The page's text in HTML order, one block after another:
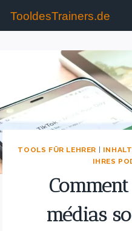
TooldesTrainers.de
TOOLS FÜR LEHRER |
IHRES
médias